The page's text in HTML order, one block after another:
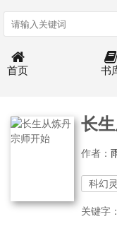
首页 书
长
作者：
科幻
关键字